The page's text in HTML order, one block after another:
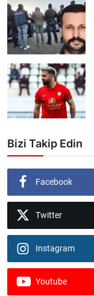
Bizi Takip Edin
Facebook
Twitter
Instagram
Youtube